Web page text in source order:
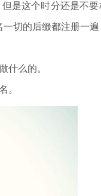
是这个时分还是不
切的后缀都注册一
什么的。
。